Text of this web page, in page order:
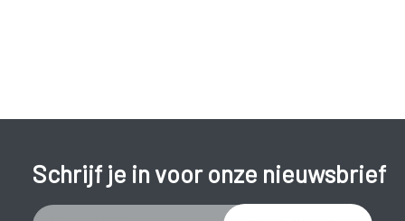
Schrijf je in voor onze nieuwsbrief